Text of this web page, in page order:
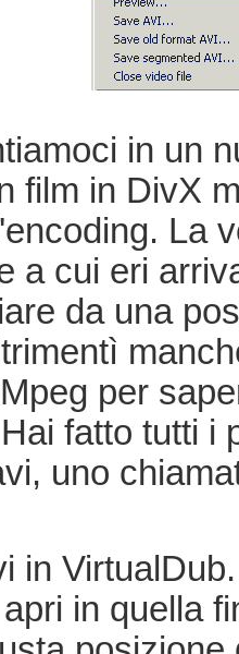
in un
film in DivX
La
a cui eri
da una
per
fatto tutti i
uno
in
in quella